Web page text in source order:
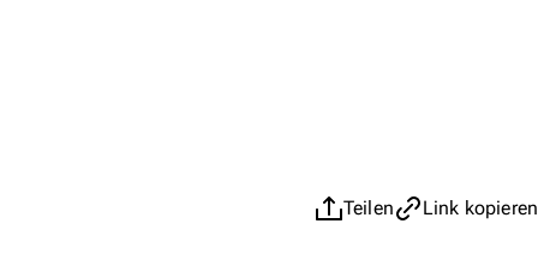
Teilen Link kopieren